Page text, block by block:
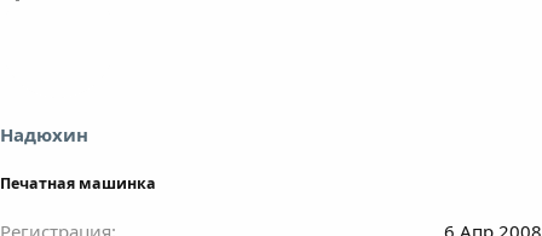
Надюхин
Печатная машинка
Регистрация
6 Апр 2008